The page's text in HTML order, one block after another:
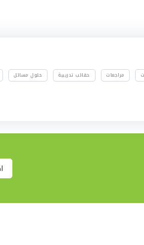
مراجعات حقائب تدريبية حلول مسائل